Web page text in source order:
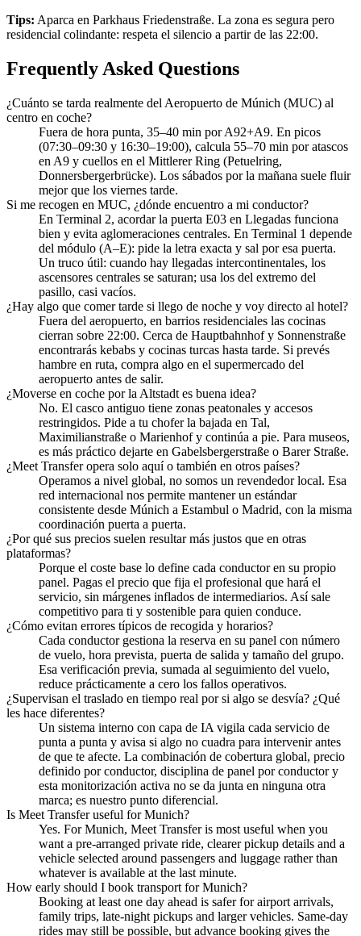
Tips: Aparca en Parkhaus Friedenstraße. La zona es segura pero
residencial colindante: respeta el silencio a partir de las 22:00.
Frequently Asked Questions
¿Cuánto se tarda realmente del Aeropuerto de Múnich (MUC) al
centro en coche?
Fuera de hora punta, 35–40 min por A92+A9. En picos
(07:30–09:30 y 16:30–19:00), calcula 55–70 min por atascos
en A9 y cuellos en el Mittlerer Ring (Petuelring,
Donnersbergerbrücke). Los sábados por la mañana suele fluir
mejor que los viernes tarde.
Si me recogen en MUC, ¿dónde encuentro a mi conductor?
En Terminal 2, acordar la puerta E03 en Llegadas funciona
bien y evita aglomeraciones centrales. En Terminal 1 depende
del módulo (A–E): pide la letra exacta y sal por esa puerta.
Un truco útil: cuando hay llegadas intercontinentales, los
ascensores centrales se saturan; usa los del extremo del
pasillo, casi vacíos.
¿Hay algo que comer tarde si llego de noche y voy directo al hotel?
Fuera del aeropuerto, en barrios residenciales las cocinas
cierran sobre 22:00. Cerca de Hauptbahnhof y Sonnenstraße
encontrarás kebabs y cocinas turcas hasta tarde. Si prevés
hambre en ruta, compra algo en el supermercado del
aeropuerto antes de salir.
¿Moverse en coche por la Altstadt es buena idea?
No. El casco antiguo tiene zonas peatonales y accesos
restringidos. Pide a tu chofer la bajada en Tal,
Maximilianstraße o Marienhof y continúa a pie. Para museos,
es más práctico dejarte en Gabelsbergerstraße o Barer Straße.
¿Meet Transfer opera solo aquí o también en otros países?
Operamos a nivel global, no somos un revendedor local. Esa
red internacional nos permite mantener un estándar
consistente desde Múnich a Estambul o Madrid, con la misma
coordinación puerta a puerta.
¿Por qué sus precios suelen resultar más justos que en otras
plataformas?
Porque el coste base lo define cada conductor en su propio
panel. Pagas el precio que fija el profesional que hará el
servicio, sin márgenes inflados de intermediarios. Así sale
competitivo para ti y sostenible para quien conduce.
¿Cómo evitan errores típicos de recogida y horarios?
Cada conductor gestiona la reserva en su panel con número
de vuelo, hora prevista, puerta de salida y tamaño del grupo.
Esa verificación previa, sumada al seguimiento del vuelo,
reduce prácticamente a cero los fallos operativos.
¿Supervisan el traslado en tiempo real por si algo se desvía? ¿Qué
les hace diferentes?
Un sistema interno con capa de IA vigila cada servicio de
punta a punta y avisa si algo no cuadra para intervenir antes
de que te afecte. La combinación de cobertura global, precio
definido por conductor, disciplina de panel por conductor y
esta monitorización activa no se da junta en ninguna otra
marca; es nuestro punto diferencial.
Is Meet Transfer useful for Munich?
Yes. For Munich, Meet Transfer is most useful when you
want a pre-arranged private ride, clearer pickup details and a
vehicle selected around passengers and luggage rather than
whatever is available at the last minute.
How early should I book transport for Munich?
Booking at least one day ahead is safer for airport arrivals,
family trips, late-night pickups and larger vehicles. Same-day
rides may still be possible, but advance booking gives the